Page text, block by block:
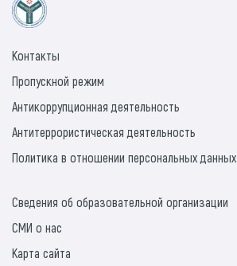
Контакты
Пропускной режим
Антикоррупционная деятельность
Антитеррористическая деятельность
Политика в отношении персональных данных
Сведения об образовательной организации
СМИ о нас
Карта сайта